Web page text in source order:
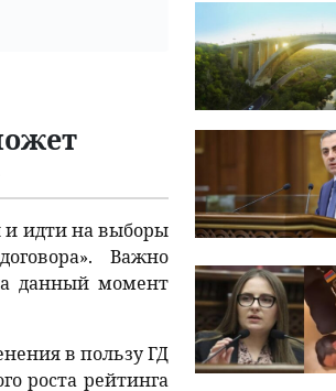
и идти на выборы
Важно
данный момент
в пользу ГД
роста рейтинга